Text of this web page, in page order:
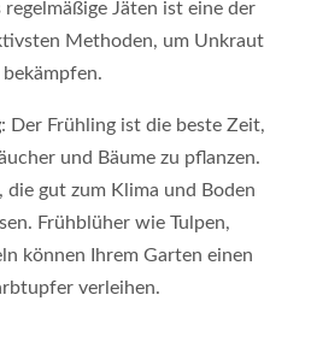
Jäten ist eine der
Methoden, um Unkraut
bekämpfen.
: Der Frühling ist die beste Zeit,
und Bäume zu pflanzen.
die gut zum Klima und Boden
Frühblüher wie Tulpen,
können Ihrem Garten einen
verleihen.